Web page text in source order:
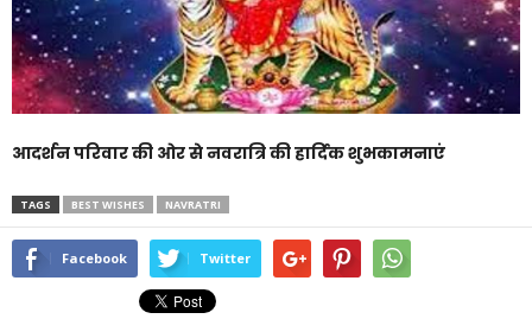
आदर्शन परिवार की ओर से नवरात्रि की हार्दिक शुभकामनाएं
TAGS BEST WISHES NAVRATRI
Facebook Twitter